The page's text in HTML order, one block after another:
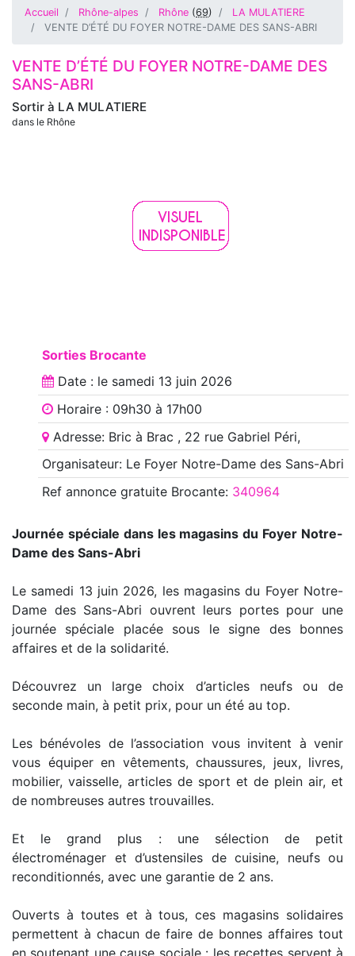
Accueil Rhône-alpes Rhône (69)
LA MULATIERE
VENTE D’ÉTÉ DU FOYER NOTRE-DAME DES SANS-ABRI
Sortir à LA MULATIERE
dans le Rhône
VENTE D’ÉTÉ DU FOYER NOTRE-DAME DES
SANS-ABRI
Sorties Brocante
Date : le samedi 13 juin 2026
Horaire : 09h30 à 17h00
Adresse: Bric à Brac , 22 rue Gabriel Péri,
Organisateur: Le Foyer Notre-Dame des Sans-Abri
Ref annoncegratuite Brocante: 340964
Journée spéciale dans les magasins du Foyer Notre-
Dame des Sans-Abri
Le samedi 13 juin 2026, les magasins du Foyer Notre-
Dame des Sans-Abri ouvrent leurs portes pour une
journée spéciale placée sous le signe des bonnes
affaires et de la solidarité.
Découvrez un large choix d’articles neufs ou de
seconde main, à petit prix, pour un été au top.
Les bénévoles de l’association vous invitent à venir
vous équiper en vêtements, chaussures, jeux, livres,
mobilier, vaisselle, articles de sport et de plein air, et
de nombreuses autres trouvailles.
Et le grand plus : une sélection de petit
électroménager et d’ustensiles de cuisine, neufs ou
reconditionnés, avec une garantie de 2 ans.
Ouverts à toutes et à tous, ces magasins solidaires
permettent à chacun de faire de bonnes affaires tout
en soutenant une cause sociale : les recettes servent à